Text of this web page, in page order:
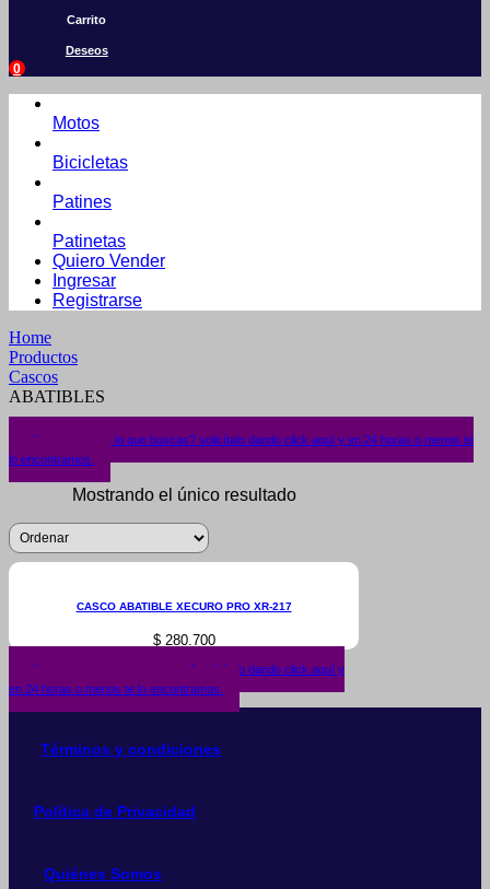
Carrito
Deseos
0
Motos
Bicicletas
Patines
Patinetas
Quiero Vender
Ingresar
Registrarse
Home
Productos
Cascos
ABATIBLES
¿No encuentras lo que buscas? solicítalo dando click aquí y en 24 horas o menos te
lo encontramos.
Mostrando el único resultado
CASCO ABATIBLE XECURO PRO XR-217
$280.700
¿No encuentras lo que buscas? solicítalo dando click aquí y
en 24 horas o menos te lo encontramos.
Términos y condiciones
Política de Privacidad
Quiénes Somos